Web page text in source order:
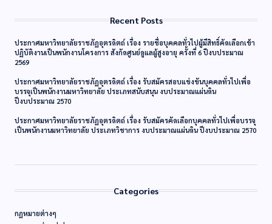
Recent Posts
ประกาศมหาวิทยาลัยราชภัฏอุตรดิตถ์ เรื่อง รายชื่อบุคคลทั่วไปผู้มีสิทธิ์คัดเลือกเข้า
ปฏิบัติงานเป็นพนักงานโครงการ สังกัดศูนย์ดูแลผู้สูงอายุ ครั้งที่ 6 ปีงบประมาณ
2569
ประกาศมหาวิทยาลัยราชภัฏอุตรดิตถ์ เรื่อง รับสมัครสอบแข่งขันบุคคลทั่วไปเพื่อ
บรรจุเป็นพนักงานมหาวิทยาลัย ประเภทสนับสนุน งบประมาณแผ่นดิน
ปีงบประมาณ 2570
ประกาศมหาวิทยาลัยราชภัฏอุตรดิตถ์ เรื่อง รับสมัครคัดเลือกบุคคลทั่วไปเพื่อบรรจุ
เป็นพนักงานมหาวิทยาลัย ประเภทวิชาการ งบประมาณแผ่นดิน ปีงบประมาณ 2570
Categories
กฏหมายต่างๆ